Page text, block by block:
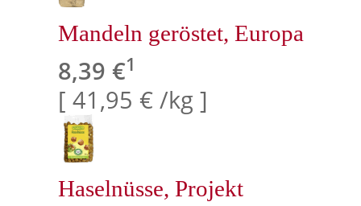
Mandeln geröstet, Europa
8,39 €1
[ 41,95 € /kg ]
Haselnüsse, Projekt